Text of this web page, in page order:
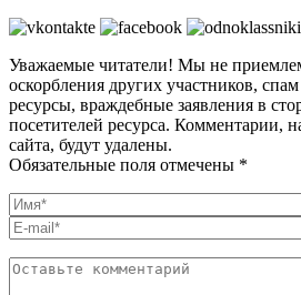
Уважаемые читатели! Мы не
оскорбления других участников,
ресурсы, враждебные заявления в
посетителей ресурса. Комментарии,
сайта, будут удалены.
Обязательные поля отмечены *